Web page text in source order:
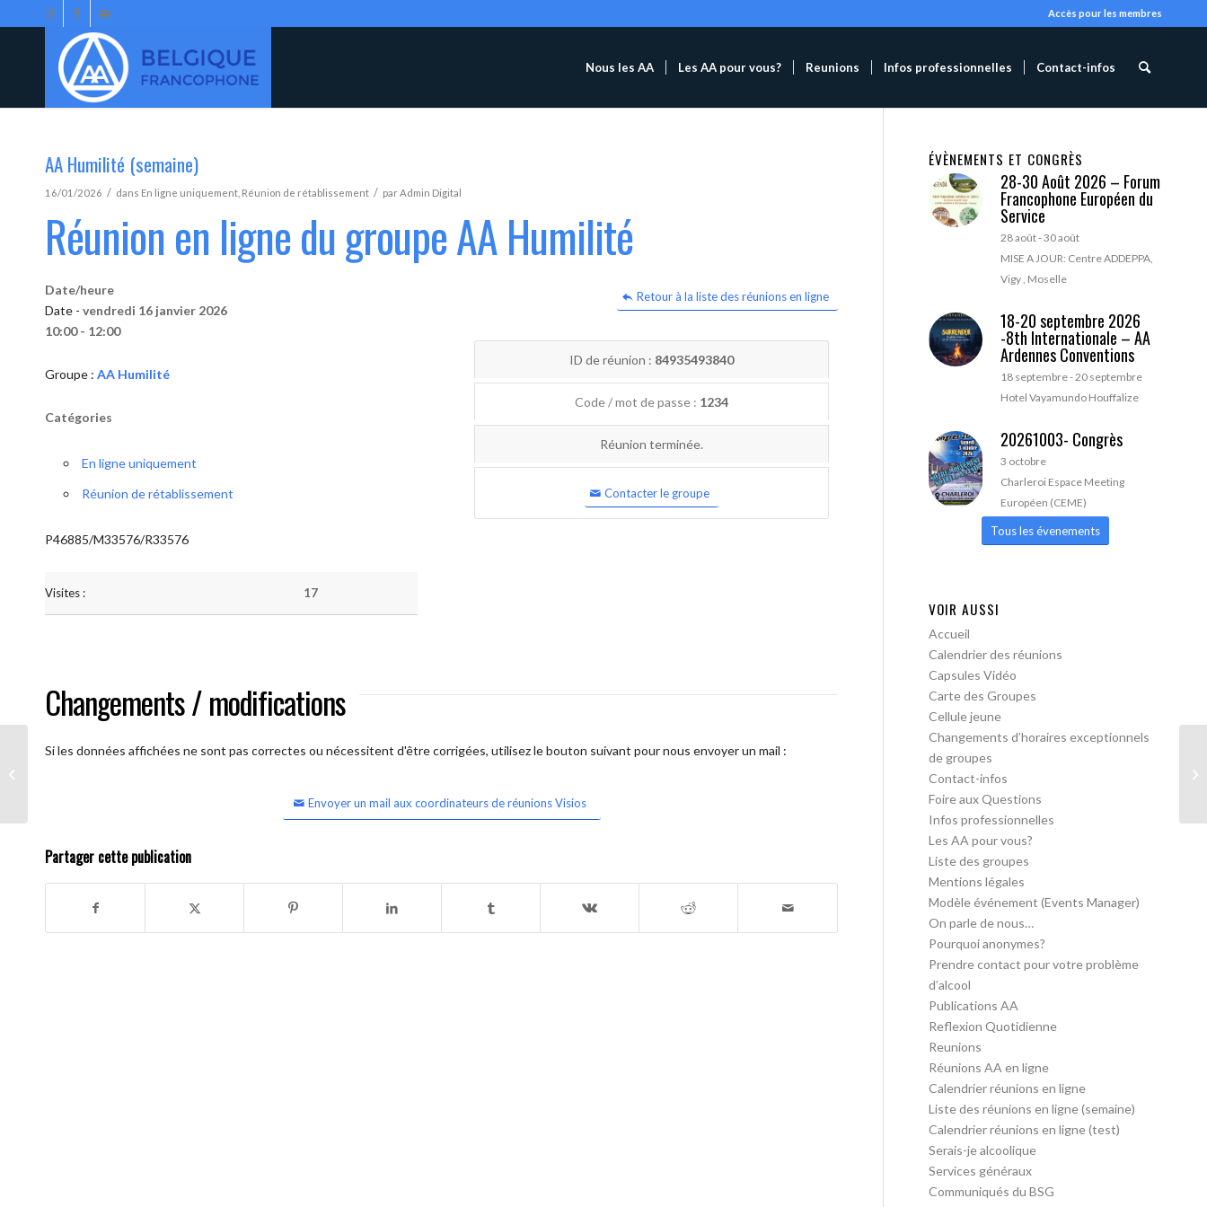
Accès pour les membres
Nous les AA Les AA pour vous? Reunions Infos professionnelles Contact-infos
AA Humilité (semaine)
16/01/2026 / dans En ligne uniquement Réunion de rétablissement / parAdmin Digital
Réunion en ligne du groupe AA Humilité
Retour à la liste des réunions en ligne
Date/heure
Date - vendredi 16 janvier 2026
10:00 - 12:00
Groupe : AA Humilité
Catégories
En ligne uniquement
Réunion de rétablissement
P46885/M33576/R33576
Visites : 17
ID de réunion : 84935493840
Code / mot de passe : 1234
Réunion terminée.
Contacter le groupe
Changements / modifications
Si les données affichées ne sont pas correctes ou nécessitent d'être corrigées, utilisez le bouton suivant pour nous envoyer un mail :
Envoyer un mail aux coordinateurs de réunions Visios
Partager cette publication
ÉVÈNEMENTS ET CONGRÈS
28-30 Août 2026 – Forum
Francophone Européen du
Service
28 août-30 août
MISE A JOUR: Centre ADDEPPA,
Vigy , Moselle
18-20 septembre 2026
-8th Internationale – AA
Ardennes Conventions
18 septembre-20 septembre
Hotel Vayamundo Houffalize
20261003- Congrès
3 octobre
Charleroi Espace Meeting
Européen (CEME)
Tous les évenements
VOIR AUSSI
Accueil
Calendrier des réunions
Capsules Vidéo
Carte des Groupes
Cellule jeune
Changements d’horaires exceptionnels
de groupes
Contact-infos
Foire aux Questions
Infos professionnelles
Les AA pour vous?
Liste des groupes
Mentions légales
Modèle événement (Events Manager)
On parle de nous…
Pourquoi anonymes?
Prendre contact pour votre problème
d’alcool
Publications AA
Reflexion Quotidienne
Reunions
Réunions AA en ligne
Calendrier réunions en ligne
Liste des réunions en ligne (semaine)
Calendrier réunions en ligne (test)
Serais-je alcoolique
Services généraux
Communiqués du BSG